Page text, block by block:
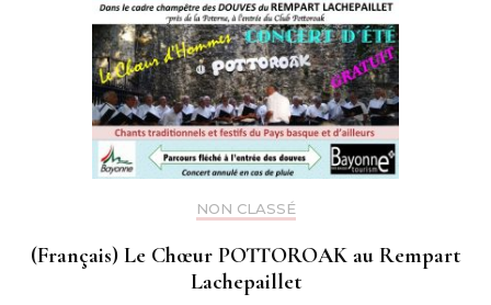
NON CLASSÉ
(Français) Le Chœur POTTOROAK au Rempart
Lachepaillet